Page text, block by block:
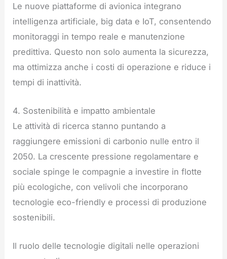
Le nuove piattaforme di avionica integrano
intelligenza artificiale, big data e IoT, consentendo
monitoraggi in tempo reale e manutenzione
predittiva. Questo non solo aumenta la sicurezza,
ma ottimizza anche i costi di operazione e riduce i
tempi di inattività.
4. Sostenibilità e impatto ambientale
Le attività di ricerca stanno puntando a
raggiungere emissioni di carbonio nulle entro il
2050. La crescente pressione regolamentare e
sociale spinge le compagnie a investire in flotte
più ecologiche, con velivoli che incorporano
tecnologie eco-friendly e processi di produzione
sostenibili.
Il ruolo delle tecnologie digitali nelle operazioni